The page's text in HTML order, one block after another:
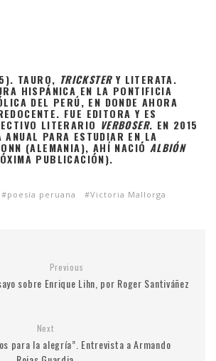
TAURO, TRICKSTER Y LITERATA.
HISPÁNICA EN LA PONTIFICIA
DEL PERÚ, EN DONDE AHORA
FUE EDITORA Y ES
LITERARIO VERBOSER. EN 2015
ANUAL PARA ESTUDIAR EN LA
(ALEMANIA), AHÍ NACIÓ ALBIÓN
PUBLICACIÓN).
poesía peruana Victoria Mallorga
Previous
sobre Enrique Lihn, por Roger Santiváñez
Next
para la alegría”. Entrevista a Armando